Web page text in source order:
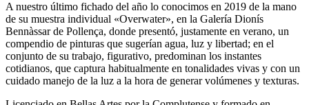
A nuestro último fichado del año lo conocimos en 2019 de la mano
de su muestra individual «Overwater», en la Galería Dionís
Bennàssar de Pollença, donde presentó, justamente en verano, un
compendio de pinturas que sugerían agua, luz y libertad; en el
conjunto de su trabajo, figurativo, predominan los instantes
cotidianos, que captura habitualmente en tonalidades vivas y con un
cuidado manejo de la luz a la hora de generar volúmenes y texturas.